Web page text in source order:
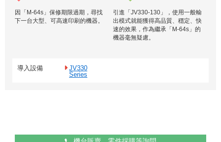
因「M-64s」保修期限過期，尋找
下一台大型、可高速印刷的機器。
引進「JV330-130」，使用一般輸
出模式就能獲得高品質、穩定、快
速的效果，作為繼承「M-64s」的
機器毫無疑慮。
導入設備
JV330
Series